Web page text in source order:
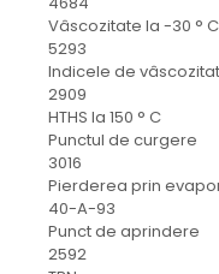
Vâscozitate la -30 °
5293
Indicele de
2909
HTHS la 150 ° C
Punctul de
3016
Pierderea prin
40-A-93
Punct de
2592